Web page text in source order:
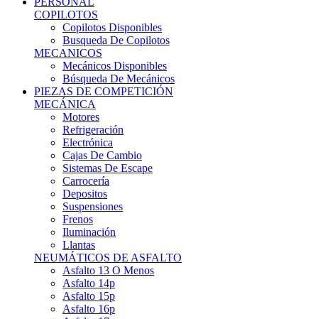
COPILOTOS
Copilotos Disponibles
Busqueda De Copilotos
MECANICOS
Mecánicos Disponibles
Búsqueda De Mecánicos
PIEZAS DE COMPETICIÓN
MECÁNICA
Motores
Refrigeración
Electrónica
Cajas De Cambio
Sistemas De Escape
Carrocería
Depositos
Suspensiones
Frenos
Iluminación
Llantas
NEUMÁTICOS DE ASFALTO
Asfalto 13 O Menos
Asfalto 14p
Asfalto 15p
Asfalto 16p